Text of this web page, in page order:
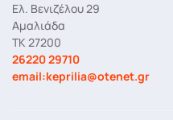
Ελ. Βενιζέλου 29
Αμαλιάδα
ΤΚ 27200
26220 29710
email:keprilia@otenet.gr